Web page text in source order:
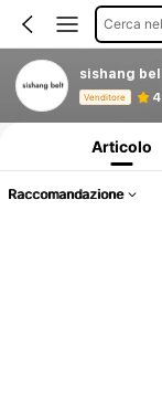
Cerca
sishang
Venditore
Articolo
Raccomandazione